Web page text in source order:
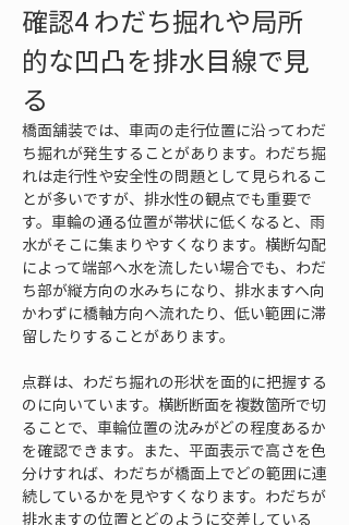
確認4 わだち掘れや局所
的な凹凸を排水目線で見
る
橋面舗装では、車両の走行位置に沿ってわだ
ち掘れが発生することがあります。わだち掘
れは走行性や安全性の問題として見られるこ
とが多いですが、排水性の観点でも重要で
す。車輪の通る位置が帯状に低くなると、雨
水がそこに集まりやすくなります。横断勾配
によって端部へ水を流したい場合でも、わだ
ち部が縦方向の水みちになり、排水ますへ向
かわずに橋軸方向へ流れたり、低い範囲に滞
留したりすることがあります。
点群は、わだち掘れの形状を面的に把握する
のに向いています。横断断面を複数箇所で切
ることで、車輪位置の沈みがどの程度あるか
を確認できます。また、平面表示で高さを色
分けすれば、わだちが橋面上でどの範囲に連
続しているかを見やすくなります。わだちが
排水ますの位置とどのように交差している